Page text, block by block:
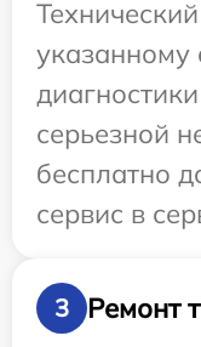
указанному
серьезной
бесплатно
сервис в
3 Ремонт